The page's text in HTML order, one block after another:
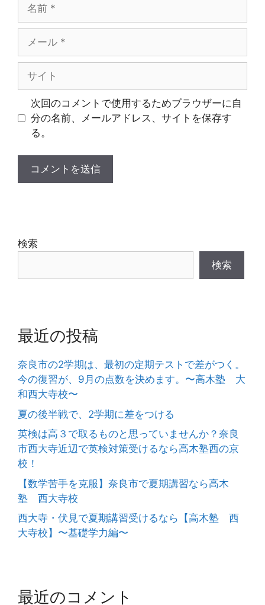
ル
次回のコメントで使用するためブラウザーに自
分の名前、メールアドレス、サイトを保存す
る。
検索
検索
最近の投稿
奈良市の2学期は、最初の定期テストで差がつく。
今の復習が、9月の点数を決めます。〜高木塾 大
和西大寺校〜
夏の後半戦で、2学期に差をつける
英検は高３で取るものと思っていませんか？奈良
市西大寺近辺で英検対策受けるなら高木塾西の京
校！
【数学苦手を克服】奈良市で夏期講習なら高木
塾 西大寺校
西大寺・伏見で夏期講習受けるなら【高木塾 西
大寺校】〜基礎学力編〜
最近のコメント